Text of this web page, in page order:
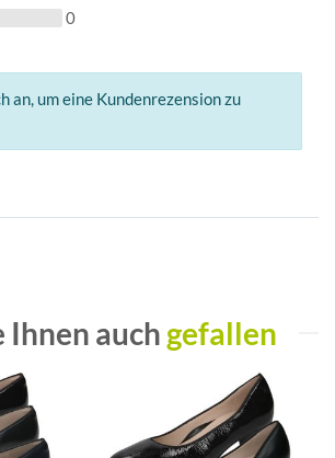
0
an, um eine Kundenrezension zu
Ihnen auch gefallen